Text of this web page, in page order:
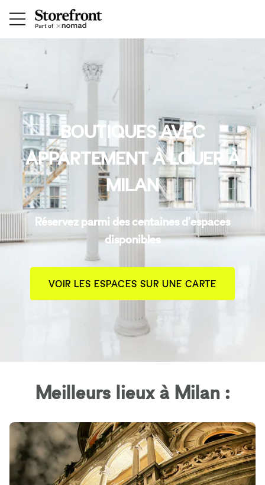
BOUTIQUES AVEC
APPARTEMENT À LOUER À
MILAN
Réservez parmi des centaines d'espaces
disponibles
VOIR LES ESPACES SUR UNE CARTE
Meilleurs lieux à Milan :